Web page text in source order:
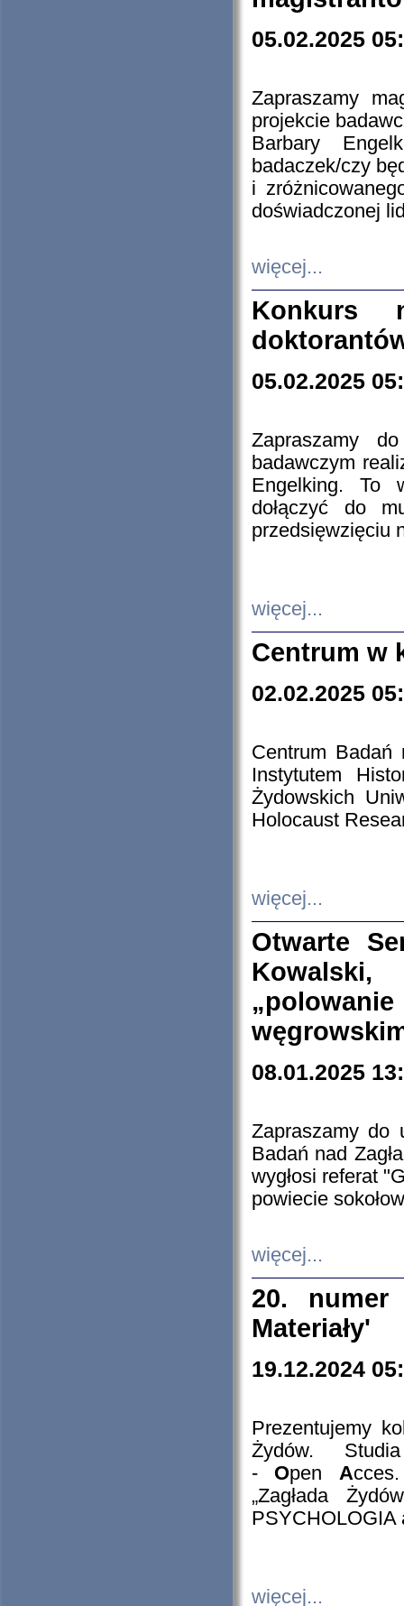
05.02.2025
Zapraszamy
projekcie
Barbary
badaczek/czy
i
doświadczonej
więcej...
Konkurs
05.02.2025
Zapraszamy
badawczym
Engelking. To
dołączyć do
przedsięwzięciu
więcej...
Centrum w
02.02.2025
Centrum Badań
Instytutem
Żydowskich
Holocaust
więcej...
Otwarte
08.01.2025
Zapraszamy do
Badań nad
wygłosi referat
powiecie
więcej...
20. numer
Materiały'
19.12.2024
Prezentujemy
Żydów.
- Open A
„Zagłada
PSYCHOLOGIA
więcej...